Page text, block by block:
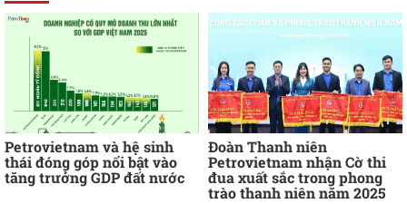
Petrovietnam và hệ sinh
thái đóng góp nổi bật vào
tăng trưởng GDP đất nước
Đoàn Thanh niên
Petrovietnam nhận Cờ thi
đua xuất sắc trong phong
trào thanh niên năm 2025